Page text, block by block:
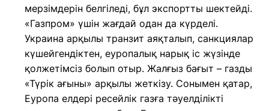
мерзімдерін белгіледі, бұл экспортты шектейді.
«Газпром» үшін жағдай одан да күрделі.
Украина арқылы транзит аяқталып, санкциялар
күшейгендіктен, еуропалық нарық іс жүзінде
қолжетімсіз болып отыр. Жалғыз бағыт – газды
«Түрік ағыны» арқылы жеткізу. Сонымен қатар,
Еуропа елдері ресейлік газға тәуелділікті